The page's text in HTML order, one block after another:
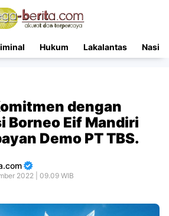
Hukum Lakalantas
dengan
Borneo Eif Mandiri
Demo PT TBS.
2022 | 09.09 WIB